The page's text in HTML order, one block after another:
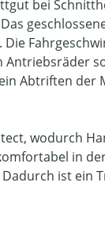
bei
Abtriften der
wodurch
in
ist ein